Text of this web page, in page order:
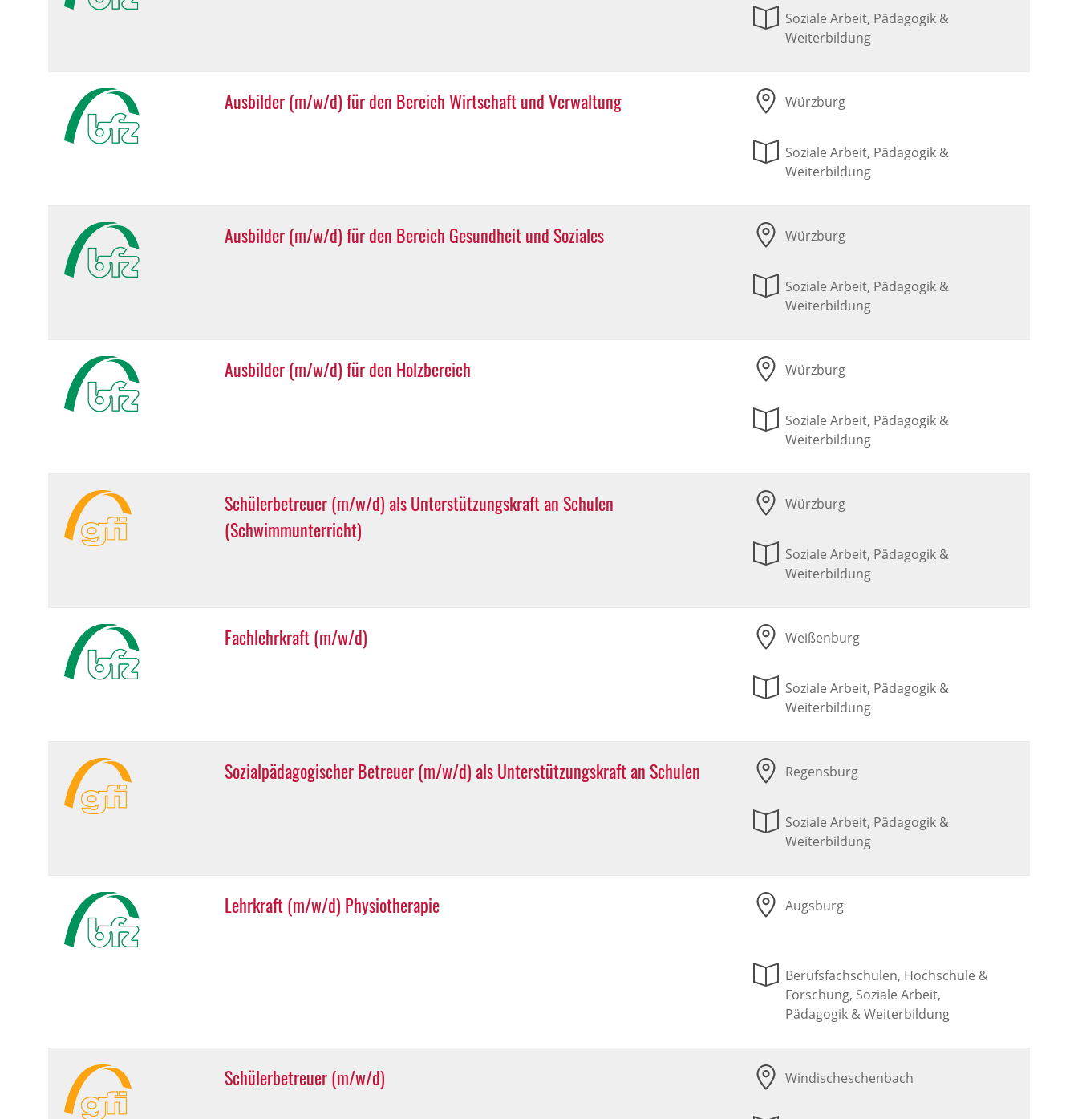
Soziale Arbeit, Pädagogik &
Weiterbildung
Ausbilder (m/w/d) für den Bereich Wirtschaft und Verwaltung Würzburg
Soziale Arbeit, Pädagogik &
Weiterbildung
Ausbilder (m/w/d) für den Bereich Gesundheit und Soziales Würzburg
Soziale Arbeit, Pädagogik &
Weiterbildung
Ausbilder (m/w/d) für den Holzbereich Würzburg
Soziale Arbeit, Pädagogik &
Weiterbildung
Schülerbetreuer (m/w/d) als Unterstützungskraft an Schulen
(Schwimmunterricht)
Würzburg
Soziale Arbeit, Pädagogik &
Weiterbildung
Fachlehrkraft (m/w/d) Weißenburg
Soziale Arbeit, Pädagogik &
Weiterbildung
Sozialpädagogischer Betreuer (m/w/d) als Unterstützungskraft an Schulen Regensburg
Soziale Arbeit, Pädagogik &
Weiterbildung
Lehrkraft (m/w/d) Physiotherapie Augsburg
Berufsfachschulen, Hochschule &
Forschung, Soziale Arbeit,
Pädagogik & Weiterbildung
Schülerbetreuer (m/w/d) Windischeschenbach